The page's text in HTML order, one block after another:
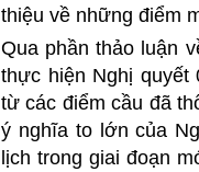
thiệu về những điểm
Qua phần thảo luận
thực hiện Nghị quyết
từ các điểm cầu đã
ý nghĩa to lớn của
lịch trong giai đoạn